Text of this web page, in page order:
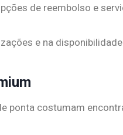
de reembolso e
e na
ponta costumam